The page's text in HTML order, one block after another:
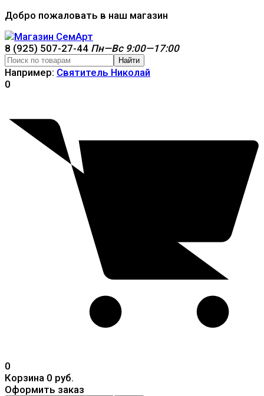
Добро пожаловать в наш магазин
8 (925) 507-27-44 Пн—Вс 9:00—17:00
Найти
Например: Святитель Николай
0
0
Корзина 0 руб.
Оформить заказ